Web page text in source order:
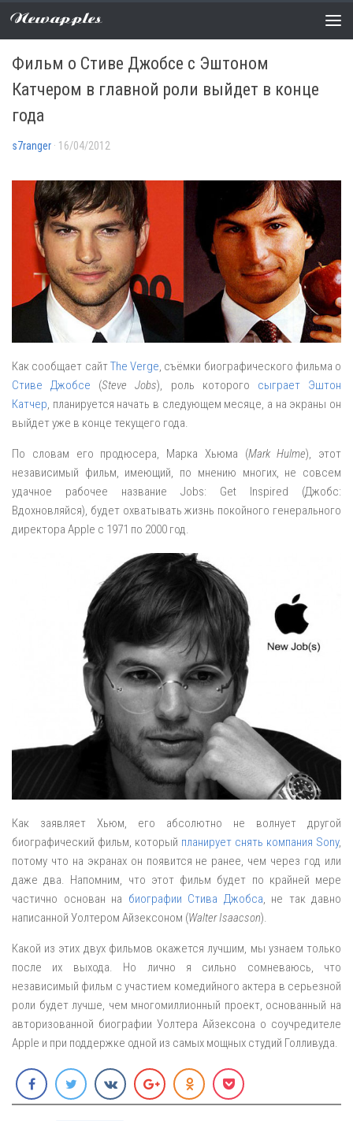
Newapples
НОВОСТИ 0 COMMENTS
Фильм о Стиве Джобсе с Эштоном
Катчером в главной роли выйдет в конце
года
s7ranger · 16/04/2012
Как сообщает сайтThe Verge , съёмки биографического фильма о
Стиве Джобсе (Steve Jobs), роль которого сыграет Эштон
Катчер , планируется начать в следующем месяце, а на экраны он
выйдет уже в конце текущего года.
По словам его продюсера, Марка Хьюма (Mark Hulme), этот
независимый фильм, имеющий, по мнению многих, не совсем
удачное рабочее название Jobs: Get Inspired (Джобс:
Вдохновляйся), будет охватывать жизнь покойного генерального
директора Apple с 1971 по 2000 год.
Как заявляет Хьюм, его абсолютно не волнует другой
биографический фильм, который планирует снять компания Sony,
потому что на экранах он появится не ранее, чем через год или
даже два. Напомним, что этот фильм будет по крайней мере
частично основан на биографии Стива Джобса, не так давно
написанной Уолтером Айзексоном (Walter Isaacson).
Какой из этих двух фильмов окажется лучшим, мы узнаем только
после их выхода. Но лично я сильно сомневаюсь, что
независимый фильм с участием комедийного актера в серьезной
роли будет лучше, чем многомиллионный проект, основанный на
авторизованной биографии Уолтера Айзексона о соучредителе
Apple и при поддержке одной из самых мощных студий Голливуда.